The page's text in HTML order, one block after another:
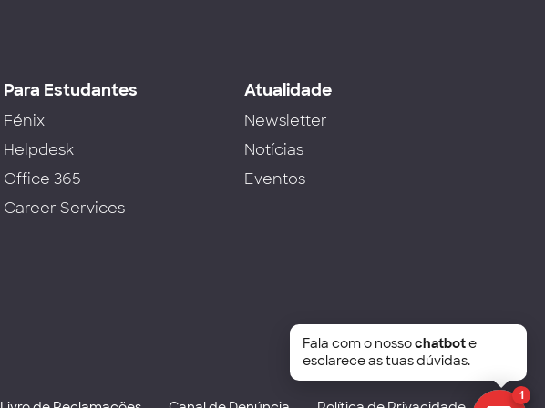
Para Estudantes
Fénix
Helpdesk
Office 365
Career Services
Atualidade
Newsletter
Notícias
Eventos
1
Fala com o nossochatbote
esclarece as tuas dúvidas.